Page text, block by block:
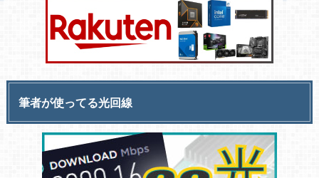
筆者が使ってる光回線